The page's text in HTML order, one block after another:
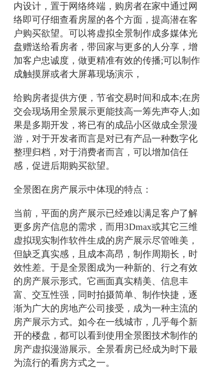
内设计，置于网络终端，购房者在家中通过网
络即可仔细查看房屋的各个方面，提高潜在客
户购买欲望。可以将虚拟全景制作成多媒体光
盘赠送给看房者，带回家与更多的人分享，增
加客户忠诚度，做更精准有效的传播;可以制作
成触摸屏或者大屏幕现场演示，
给购房者提供方便，节省交易时间和成本;在房
交会现场用全景展示更能技高一筹先声夺人;如
果是多期开发，将已有的成品小区做成全景漫
游，对于开发者而言是对已有产品一种数字化
整理归档，对于消费者而言，可以增加信任
感，促进后期购买欲望。
全景图在房产展示中体现的特点：
当前，平面的房产展示已经难以满足客户了解
更多房产信息的需求，而用3Dmax或其它三维
虚拟现实制作软件生成的房产展示尽管唯美，
但缺乏真实感，且成本高昂，制作周期长，时
效性差。于是全景图成为一种新的、行之有效
的房产展示形式。它画面真实精美、信息丰
富、交互性强，同时拍摄简单、制作快捷，逐
渐为广大的房地产公司接受，成为一种主流的
房产展示方式。如今在一线城市，几乎每个新
开的楼盘，都可以看到使用全景图技术制作的
房产虚拟漫游展示。全景看房已经成为时下最
为流行的看房方式之一。